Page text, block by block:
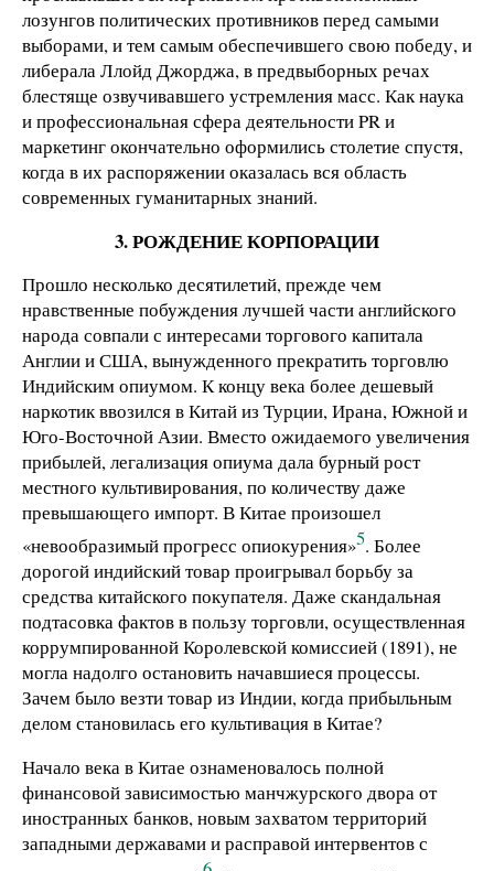
лозунгов политических противников перед самыми
выборами, и тем самым обеспечившего свою победу, и
либерала Ллойд Джорджа, в предвыборных речах
блестяще озвучивавшего устремления масс. Как наука
и профессиональная сфера деятельности PR и
маркетинг окончательно оформились столетие спустя,
когда в их распоряжении оказалась вся область
современных гуманитарных знаний.
3. РОЖДЕНИЕ КОРПОРАЦИИ
Прошло несколько десятилетий, прежде чем
нравственные побуждения лучшей части английского
народа совпали с интересами торгового капитала
Англии и США, вынужденного прекратить торговлю
Индийским опиумом. К концу века более дешевый
наркотик ввозился в Китай из Турции, Ирана, Южной и
Юго-Восточной Азии. Вместо ожидаемого увеличения
прибылей, легализация опиума дала бурный рост
местного культивирования, по количеству даже
превышающего импорт. В Китае произошел
«невообразимый прогресс опиокурения»5. Более
дорогой индийский товар проигрывал борьбу за
средства китайского покупателя. Даже скандальная
подтасовка фактов в пользу торговли, осуществленная
коррумпированной Королевской комиссией (1891), не
могла надолго остановить начавшиеся процессы.
Зачем было везти товар из Индии, когда прибыльным
делом становилась его культивация в Китае?
Начало века в Китае ознаменовалось полной
финансовой зависимостью манчжурского двора от
иностранных банков, новым захватом территорий
западными державами и расправой интервентов с